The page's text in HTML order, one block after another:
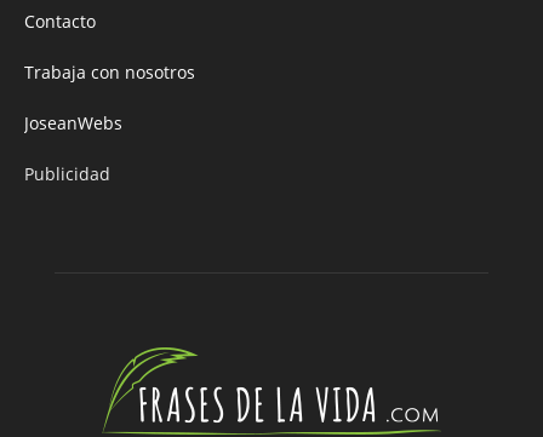
Contacto
Trabaja con nosotros
JoseanWebs
Publicidad